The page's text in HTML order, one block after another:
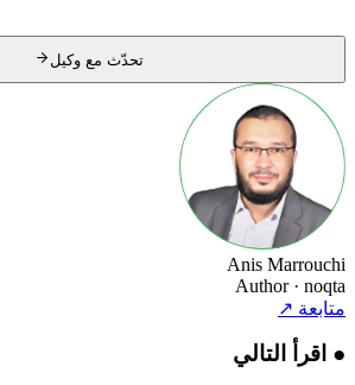
تحدّث مع وكيل
Anis Marrouchi
Author · noqta
متابعة↗
●اقرأ التالي